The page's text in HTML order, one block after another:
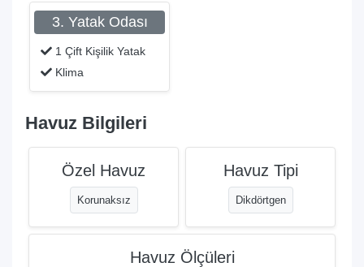
3. Yatak Odası
1 Çift Kişilik Yatak
Klima
Havuz Bilgileri
Özel Havuz
Korunaksız
Havuz Tipi
Dikdörtgen
Havuz Ölçüleri